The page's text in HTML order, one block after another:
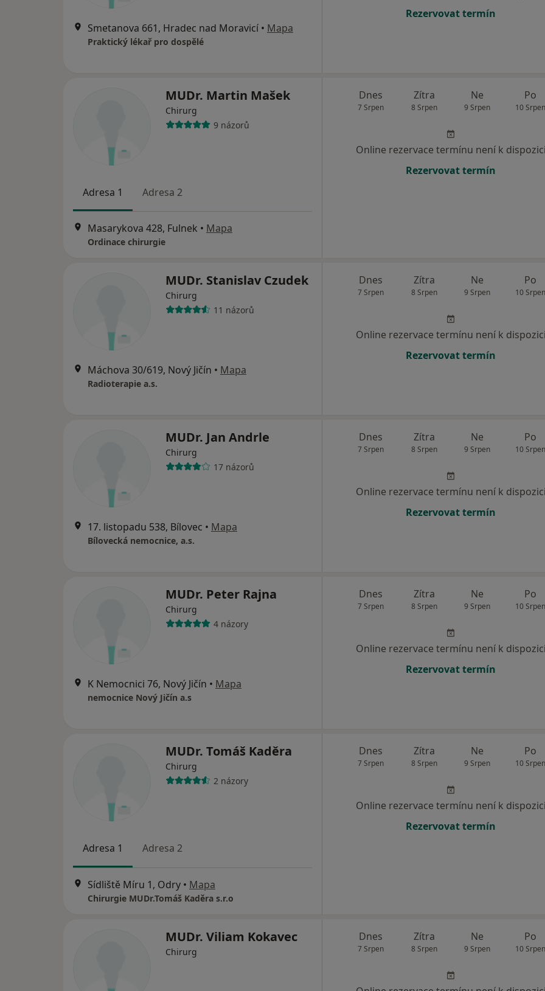
Smetanova 661, Hradec nad Moravicí • Mapa
Praktický lékař pro dospělé
Rezervovat termín
MUDr. Martin Mašek
Chirurg
9 názorů
Adresa 1 Adresa 2
Masarykova 428, Fulnek • Mapa
Ordinace chirurgie
Dnes
7 Srpen
Zítra
8 Srpen
Ne
9 Srpen
Po
10 Srpen
Online rezervace termínu není k dispozici
Rezervovat termín
MUDr. Stanislav Czudek
Chirurg
11 názorů
Máchova 30/619, Nový Jičín • Mapa
Radioterapie a.s.
Dnes
7 Srpen
Zítra
8 Srpen
Ne
9 Srpen
Po
10 Srpen
Online rezervace termínu není k dispozici
Rezervovat termín
MUDr. Jan Andrle
Chirurg
17 názorů
17. listopadu 538, Bílovec • Mapa
Bílovecká nemocnice, a.s.
Dnes
7 Srpen
Zítra
8 Srpen
Ne
9 Srpen
Po
10 Srpen
Online rezervace termínu není k dispozici
Rezervovat termín
MUDr. Peter Rajna
Chirurg
4 názory
K Nemocnici 76, Nový Jičín • Mapa
nemocnice Nový Jičín a.s
Dnes
7 Srpen
Zítra
8 Srpen
Ne
9 Srpen
Po
10 Srpen
Online rezervace termínu není k dispozici
Rezervovat termín
MUDr. Tomáš Kaděra
Chirurg
2 názory
Adresa 1 Adresa 2
Sídliště Míru 1, Odry • Mapa
Chirurgie MUDr.Tomáš Kaděra s.r.o
Dnes
7 Srpen
Zítra
8 Srpen
Ne
9 Srpen
Po
10 Srpen
Online rezervace termínu není k dispozici
Rezervovat termín
MUDr. Viliam Kokavec
Chirurg
Dnes
7 Srpen
Zítra
8 Srpen
Ne
9 Srpen
Po
10 Srpen